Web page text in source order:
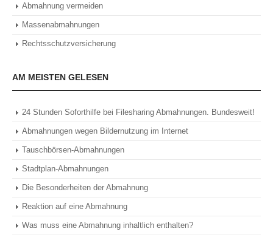
Abmahnung vermeiden
Massenabmahnungen
Rechtsschutzversicherung
AM MEISTEN GELESEN
24 Stunden Soforthilfe bei Filesharing Abmahnungen. Bundesweit!
Abmahnungen wegen Bildernutzung im Internet
Tauschbörsen-Abmahnungen
Stadtplan-Abmahnungen
Die Besonderheiten der Abmahnung
Reaktion auf eine Abmahnung
Was muss eine Abmahnung inhaltlich enthalten?